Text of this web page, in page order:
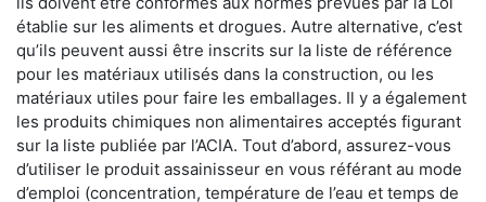
établie sur les aliments et drogues. Autre alternative, c’est
qu’ils peuvent aussi être inscrits sur la liste de référence
pour les matériaux utilisés dans la construction, ou les
matériaux utiles pour faire les emballages. Il y a également
les produits chimiques non alimentaires acceptés figurant
sur la liste publiée par l’ACIA. Tout d’abord, assurez-vous
d’utiliser le produit assainisseur en vous référant au mode
d’emploi (concentration, température de l’eau et temps de